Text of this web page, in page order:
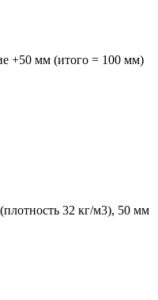
+50 мм (итого = 100 мм)
32 кг/м3), 50 мм